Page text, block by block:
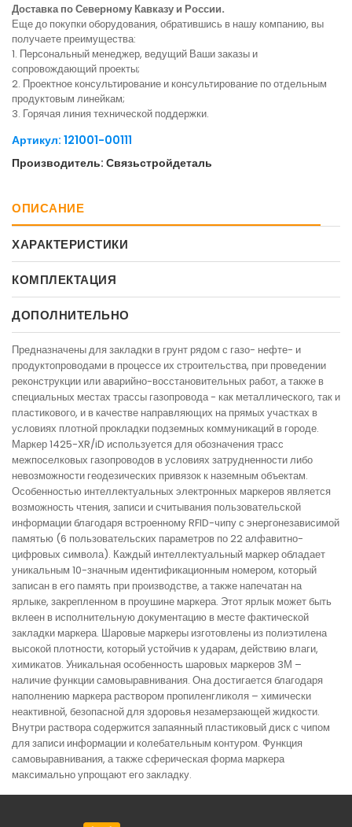
Доставка по Северному Кавказу и России.
Еще до покупки оборудования, обратившись в нашу компанию, вы
получаете преимущества:
1. Персональный менеджер, ведущий Ваши заказы и
сопровождающий проекты;
2. Проектное консультирование и консультирование по отдельным
продуктовым линейкам;
3. Горячая линия технической поддержки.
Артикул: 121001-00111
Производитель: Связьстройдеталь
ОПИСАНИЕ
ХАРАКТЕРИСТИКИ
КОМПЛЕКТАЦИЯ
ДОПОЛНИТЕЛЬНО
Предназначены для закладки в грунт рядом с газо- нефте- и
продуктопроводами в процессе их строительства, при проведении
реконструкции или аварийно-восстановительных работ, а также в
специальных местах трассы газопровода - как металлического, так и
пластикового, и в качестве направляющих на прямых участках в
условиях плотной прокладки подземных коммуникаций в городе.
Маркер 1425-XR/iD используется для обозначения трасс
межпоселковых газопроводов в условиях затрудненности либо
невозможности геодезических привязок к наземным объектам.
Особенностью интеллектуальных электронных маркеров является
возможность чтения, записи и считывания пользовательской
информации благодаря встроенному RFID-чипу с энергонезависимой
памятью (6 пользовательских параметров по 22 алфавитно-
цифровых символа). Каждый интеллектуальный маркер обладает
уникальным 10-значным идентификационным номером, который
записан в его память при производстве, а также напечатан на
ярлыке, закрепленном в проушине маркера. Этот ярлык может быть
вклеен в исполнительную документацию в месте фактической
закладки маркера. Шаровые маркеры изготовлены из полиэтилена
высокой плотности, который устойчив к ударам, действию влаги,
химикатов. Уникальная особенность шаровых маркеров 3М –
наличие функции самовыравнивания. Она достигается благодаря
наполнению маркера раствором пропиленгликоля – химически
неактивной, безопасной для здоровья незамерзающей жидкости.
Внутри раствора содержится запаянный пластиковый диск с чипом
для записи информации и колебательным контуром. Функция
самовыравнивания, а также сферическая форма маркера
максимально упрощают его закладку.